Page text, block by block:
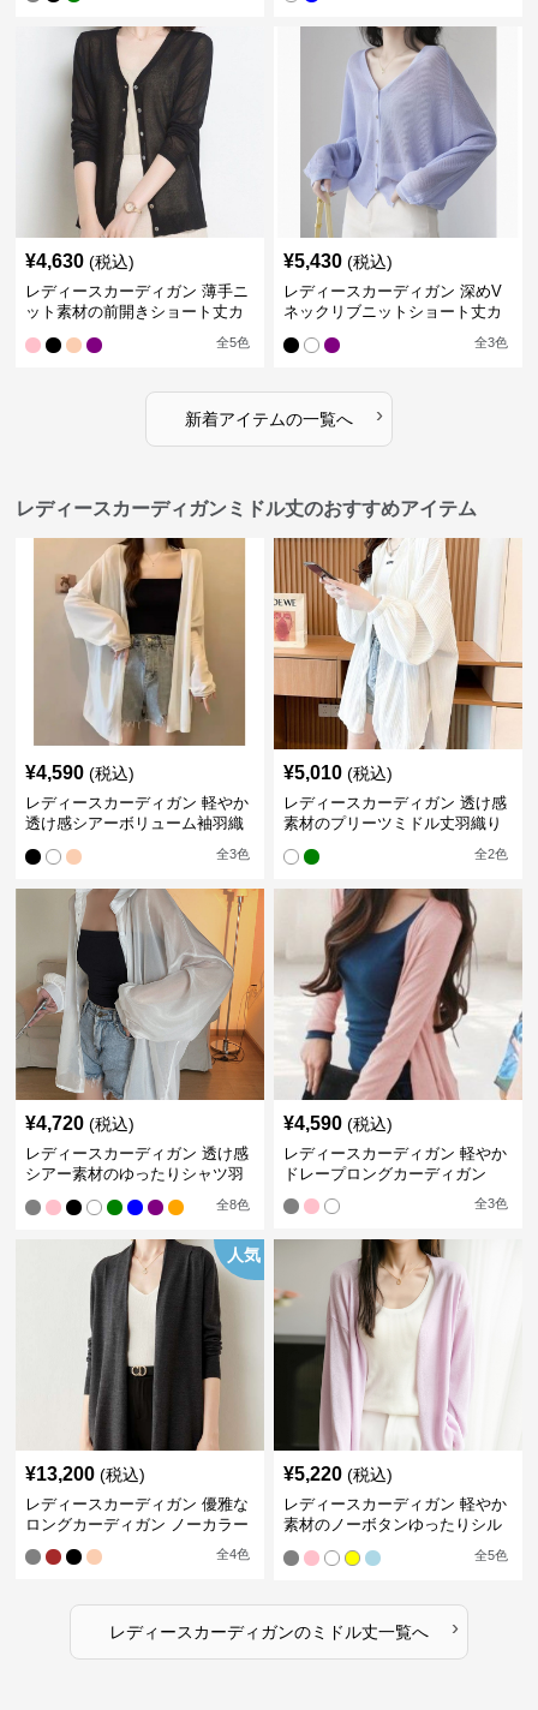
¥4,630 (税込)
レディースカーディガン 薄手ニ
ット素材の前開きショート丈カ
全5色
¥5,430 (税込)
レディースカーディガン 深めV
ネックリブニットショート丈カ
全3色
新着アイテムの一覧へ ›
レディースカーディガンミドル丈のおすすめアイテム
¥4,590 (税込)
レディースカーディガン 軽やか
透け感シアーボリューム袖羽織
全3色
¥5,010 (税込)
レディースカーディガン 透け感
素材のプリーツミドル丈羽織り
全2色
¥4,720 (税込)
レディースカーディガン 透け感
シアー素材のゆったりシャツ羽
全8色
¥4,590 (税込)
レディースカーディガン 軽やか
ドレープロングカーディガン
全3色
人気
¥13,200 (税込)
レディースカーディガン 優雅な
ロングカーディガン ノーカラー
全4色
¥5,220 (税込)
レディースカーディガン 軽やか
素材のノーボタンゆったりシル
全5色
レディースカーディガンのミドル丈一覧へ ›